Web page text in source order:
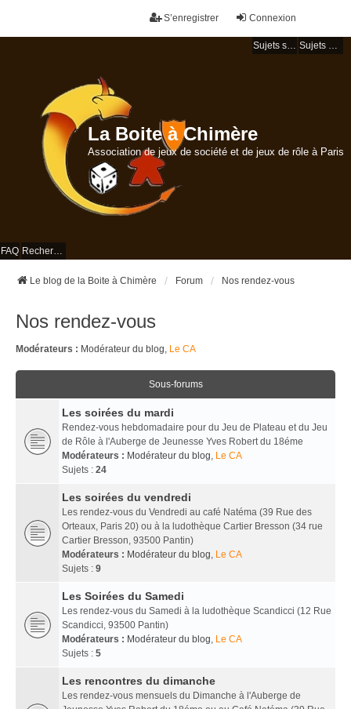
Connexion
S’enregistrer
Sujets sans réponse Sujets actifs
La Boite à Chimère
Association de jeux de société et de jeux de rôle à Paris
FAQ Rechercher
Le blog de la Boite à Chimère Forum Nos rendez-vous
Nos rendez-vous
Modérateurs : Modérateur du blog, Le CA
Sous-forums
Les soirées du mardi
Rendez-vous hebdomadaire pour du Jeu de Plateau et du Jeu
de Rôle à l'Auberge de Jeunesse Yves Robert du 18éme
Modérateurs : Modérateur du blog, Le CA
Sujets : 24
Les soirées du vendredi
Les rendez-vous du Vendredi au café Natéma (39 Rue des
Orteaux, Paris 20) ou à la ludothèque Cartier Bresson (34 rue
Cartier Bresson, 93500 Pantin)
Modérateurs : Modérateur du blog, Le CA
Sujets : 9
Les Soirées du Samedi
Les rendez-vous du Samedi à la ludothèque Scandicci (12 Rue
Scandicci, 93500 Pantin)
Modérateurs : Modérateur du blog, Le CA
Sujets : 5
Les rencontres du dimanche
Les rendez-vous mensuels du Dimanche à l'Auberge de